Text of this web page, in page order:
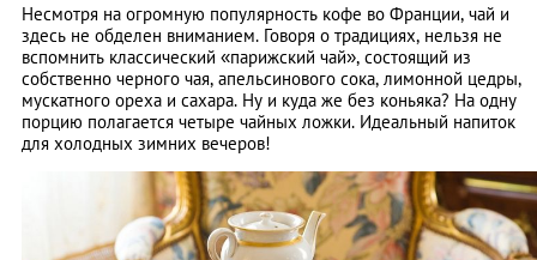
Несмотря на огромную популярность кофе во Франции, чай и
здесь не обделен вниманием. Говоря о традициях, нельзя не
вспомнить классический «парижский чай», состоящий из
собственно черного чая, апельсинового сока, лимонной цедры,
мускатного ореха и сахара. Ну и куда же без коньяка? На одну
порцию полагается четыре чайных ложки. Идеальный напиток
для холодных зимних вечеров!